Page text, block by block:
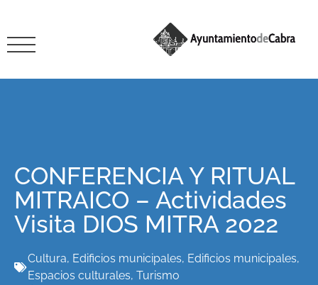
CONFERENCIA Y RITUAL
MITRAICO – Actividades
Visita DIOS MITRA 2022
Cultura, Edificios municipales, Edificios municipales,
Espacios culturales, Turismo